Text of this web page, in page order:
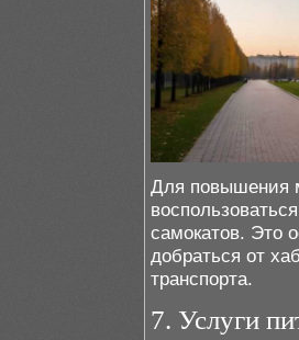
Для повышения
самокатов. Это
добраться от
транспорта.
7. Услуги